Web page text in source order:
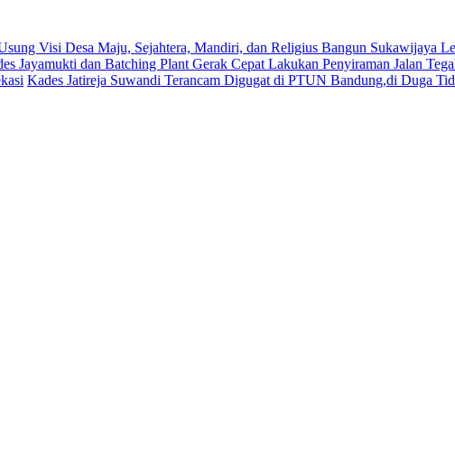
Visi Desa Maju, Sejahtera, Mandiri, dan Religius Bangun Sukawijaya
Jayamukti dan Batching Plant Gerak Cepat Lakukan Penyiraman Jalan
Kades Jatireja Suwandi Terancam Digugat di PTUN Bandung,di Duga